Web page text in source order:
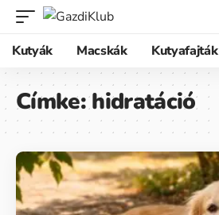
Kutyák Macskák Kutyafajták
Címke:hidratáció